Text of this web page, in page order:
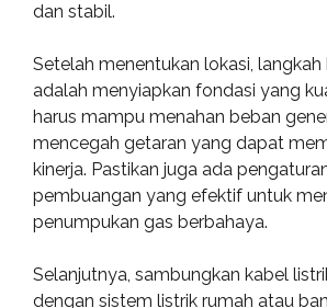
dan stabil.
Setelah menentukan lokasi,
adalah menyiapkan fondasi yang
harus mampu menahan beban
mencegah getaran yang dapat
kinerja. Pastikan juga ada
pembuangan yang efektif untuk
penumpukan gas berbahaya.
Selanjutnya, sambungkan kabel
dengan sistem listrik rumah atau